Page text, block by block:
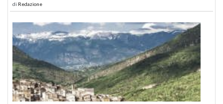
di Redazione